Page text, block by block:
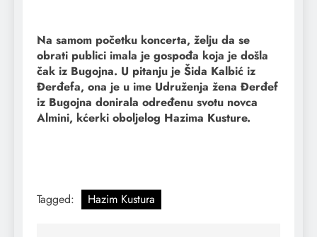
Na samom početku koncerta, želju da se
obrati publici imala je gospođa koja je došla
čak iz Bugojna. U pitanju je Šida Kalbić iz
Đerđefa, ona je u ime Udruženja žena Đerđef
iz Bugojna donirala određenu svotu novca
Almini, kćerki oboljelog Hazima Kusture.
Tagged: Hazim Kustura